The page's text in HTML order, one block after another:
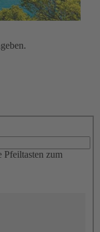
Pfeiltasten zum